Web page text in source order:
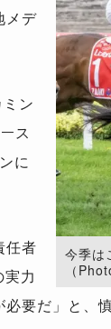
今季は
（
メデ
ン
ス
に
任者
力
要だ」と